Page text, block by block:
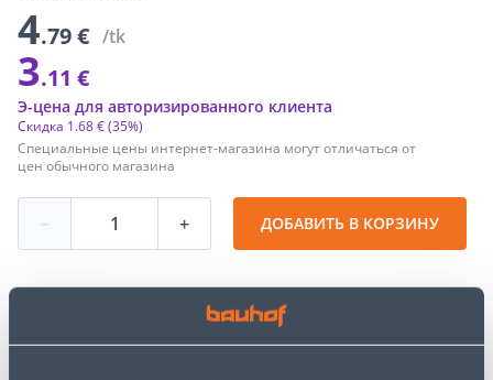
4.79 € /tk
3.11 €
Специальные цены интернет-магазина могут отличаться от
цен обычного магазина
Скидка 1.68 €(35%)
Э-цена для авторизированного клиента
− + ДОБАВИТЬ В КОРЗИНУ
Посмотреть наличие